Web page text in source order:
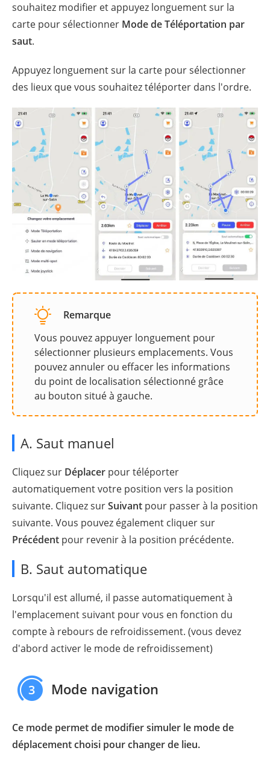
souhaitez modifier et appuyez longuement sur la
carte pour sélectionner Mode de Téléportation par
saut.
Appuyez longuement sur la carte pour sélectionner
des lieux que vous souhaitez téléporter dans l'ordre.
Remarque
Vous pouvez appuyer longuement pour
sélectionner plusieurs emplacements. Vous
pouvez annuler ou effacer les informations
du point de localisation sélectionné grâce
au bouton situé à gauche.
A. Saut manuel
Cliquez sur Déplacer pour téléporter
automatiquement votre position vers la position
suivante. Cliquez surSuivant pour passer à la position
suivante. Vous pouvez également cliquer sur
Précédent pour revenir à la position précédente.
B. Saut automatique
Lorsqu'il est allumé, il passe automatiquement à
l'emplacement suivant pour vous en fonction du
compte à rebours de refroidissement. (vous devez
d'abord activer le mode de refroidissement)
3 Mode navigation
Ce mode permet de modifier simuler le mode de
déplacement choisi pour changer de lieu.